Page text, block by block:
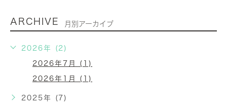
ARCHIVE 月別アーカイブ
2026年 (2)
2026年7月 (1)
2026年1月 (1)
2025年 (7)